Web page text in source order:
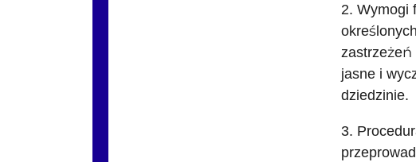
2. Wymogi
zastrzeżeń
jasne i
dziedzinie.
3.